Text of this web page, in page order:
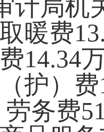
计局机
暖费
14.34
护）
务费